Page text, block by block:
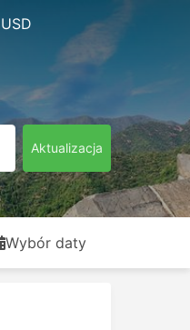
Aktualizacja
Wybór daty